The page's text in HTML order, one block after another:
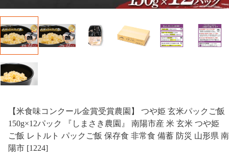
【米食味コンクール金賞受賞農園】 つや姫 玄米パックご飯
150g×12パック 『しまさき農園』 南陽市産 米 玄米 つや姫
ご飯 レトルト パックご飯 保存食 非常食 備蓄 防災 山形県 南
陽市 [1224]